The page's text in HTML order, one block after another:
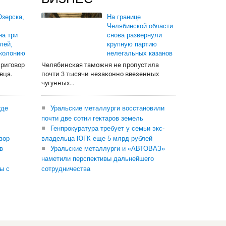
три
с
На границе
Челябинской области
снова развернули
крупную партию
нелегальных казанов
Челябинская таможня не пропустила
почти 3 тысячи незаконно ввезенных
чугунных...
Уральские металлурги восстановили
почти две сотни гектаров земель
Генпрокуратура требует у семьи экс-
владельца ЮГК еще 5 млрд рублей
Уральские металлурги и «АВТОВАЗ»
наметили перспективы дальнейшего
сотрудничества